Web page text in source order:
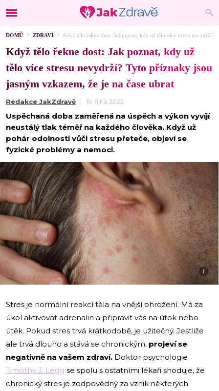
DOMŮ ZDRAVÍ Když tělo řekne dost: Jak poznat, kdy už tělo více stresu nevydrží?
Když tělo řekne dost: Jak poznat, kdy už
tělo více stresu nevydrží? Tyto příznaky jsou
jasným vzkazem, že je na čase ubrat
Redakce JakZdravě 15. října 2022
Uspěchaná doba zaměřená na úspěch a výkon vyvíjí
neustálý tlak téměř na každého člověka. Když už
pohár odolnosti vůči stresu přeteče, objeví se
fyzické problémy a nemoci.
i
Stres je normální reakcí těla na vnější ohrožení. Má za
úkol aktivovat adrenalin a připravit vás na útok nebo
útěk. Pokud stres trvá krátkodobě, je užitečný. Jestliže
ale trvá dlouho a stává se chronickým, projeví se
negativně na vašem zdraví. Doktor psychologie
Timothy J. Legg se spolu s ostatními lékaři shoduje, že
chronický stres je zodpovědný za vznik některých